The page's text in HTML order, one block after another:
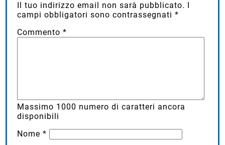
Il tuo indirizzo email non sarà pubblicato.
campi obbligatori sono contrassegnati*
Commento*
Massimo 1000 numero di caratteri ancora
disponibili
Nome*